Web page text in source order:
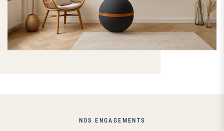
NOS ENGAGEMENTS